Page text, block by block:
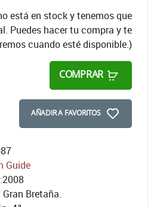
está en stock y tenemos que
Puedes hacer tu compra y te
cuando esté disponible.)
COMPRAR
AÑADIR A FAVORITOS
Guide
2008
Bretaña.